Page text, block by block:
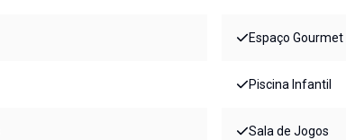
Espaço Gourmet
Piscina Infantil
Sala de Jogos